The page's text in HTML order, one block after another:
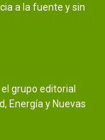
a la fuente y sin
el grupo editorial
Energía y Nuevas